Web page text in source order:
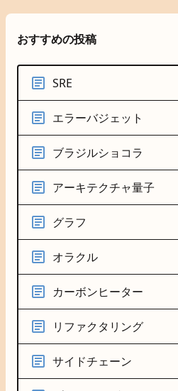
おすすめの投稿
SRE
エラーバジェット
ブラジルショコラ
アーキテクチャ量子
グラフ
オラクル
カーボンヒーター
リファクタリング
サイドチェーン